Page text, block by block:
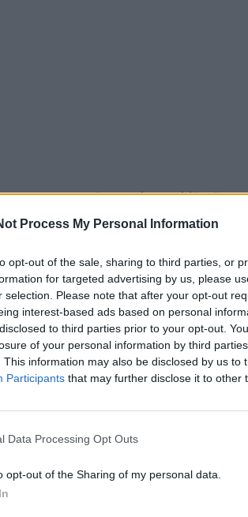
Process My Personal Information
opt-out of the sale, sharing to third parties, or
for targeted advertising by us, please
selection. Please note that after your opt-out
interest-based ads based on personal
to third parties prior to your opt-out.
of your personal information by third
This information may also be disclosed by us to
Participants that may further disclose it to other
Data Processing Opt Outs
opt-out of the Sharing of my personal data.
mums, tautiečiai, padarė valdžia
prieš kelias dienas gauta sąskaita
finansų ministrė, pristatinėdama
tam skirtas dešimtis milijonų,
atrodo kaip baranka jūroje. Netaikant
nuėmus PVM už sausio ir vasario
Beliks atseikėti tik 115 Eur. Juokas!